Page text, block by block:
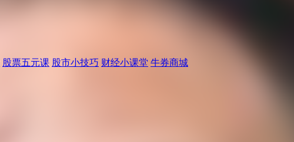
股票五元课 股市小技巧 财经小课堂 牛券商城